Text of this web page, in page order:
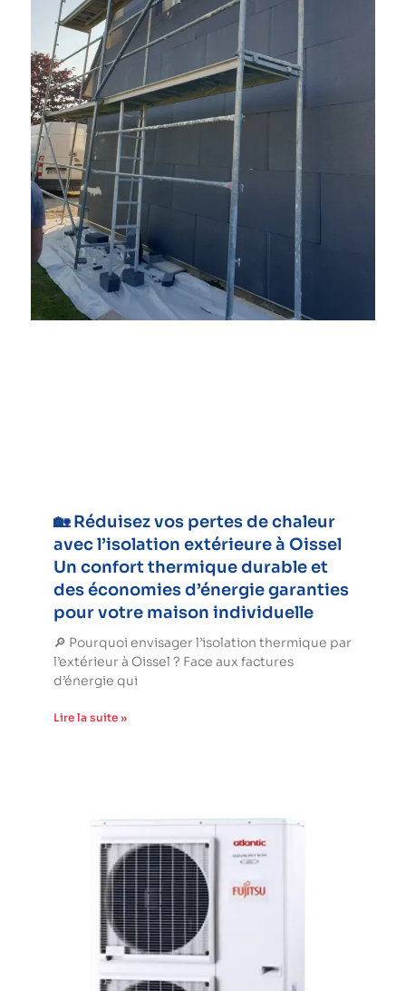
🏡 Réduisez vos pertes de chaleur
avec l’isolation extérieure à Oissel
Un confort thermique durable et
des économies d’énergie garanties
pour votre maison individuelle
🔎 Pourquoi envisager l’isolation thermique par
l’extérieur à Oissel ? Face aux factures
d’énergie qui
Lire la suite »